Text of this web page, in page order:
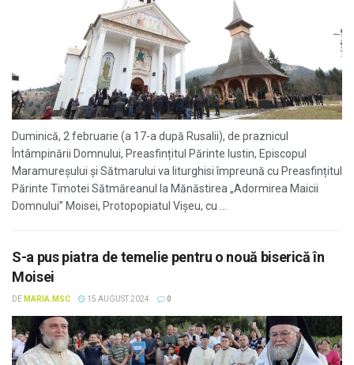
Duminică, 2 februarie (a 17-a după Rusalii), de praznicul
Întâmpinării Domnului, Preasfințitul Părinte Iustin, Episcopul
Maramureșului și Sătmarului va liturghisi împreună cu Preasfințitul
Părinte Timotei Sătmăreanul la Mănăstirea „Adormirea Maicii
Domnului” Moisei, Protopopiatul Vișeu, cu ...
S-a pus piatra de temelie pentru o nouă biserică în
Moisei
DE MARIA.MSC 15 AUGUST 2024 0